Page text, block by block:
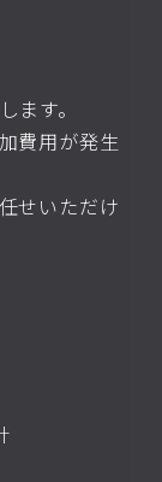
ます。
費用が発生
せいただけ